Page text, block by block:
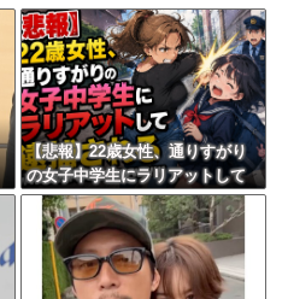
【悲報】22歳女性、通りすがり
の女子中学生にラリアットして
逮捕されるｗｗｗｗｗｗｗｗｗ
ｗｗｗｗ